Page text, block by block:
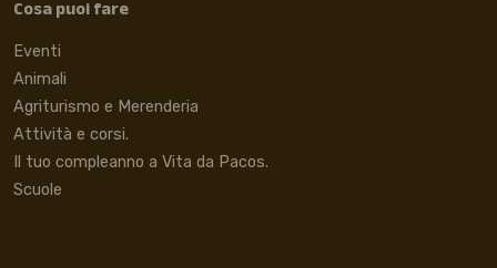
Cosa puoi fare
Eventi
Animali
Agriturismo e Merenderia
Attività e corsi.
Il tuo compleanno a Vita da Pacos.
Scuole